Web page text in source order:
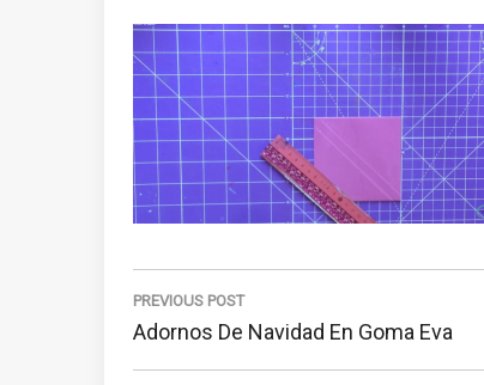
Navegación
de
entradas
PREVIOUS POST
Previous
Post:
Adornos De Navidad En Goma Eva